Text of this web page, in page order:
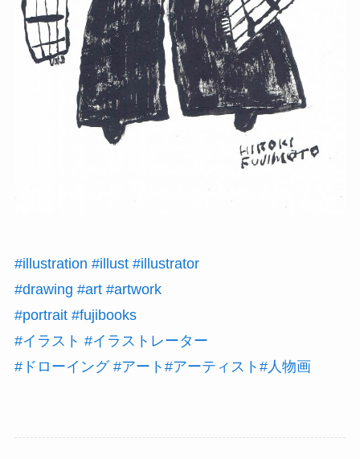
#illustration #illust #illustrator
#drawing #art #artwork
#portrait #fujibooks
#イラスト #イラストレーター
#ドローイング #アート #アーティスト #人物画